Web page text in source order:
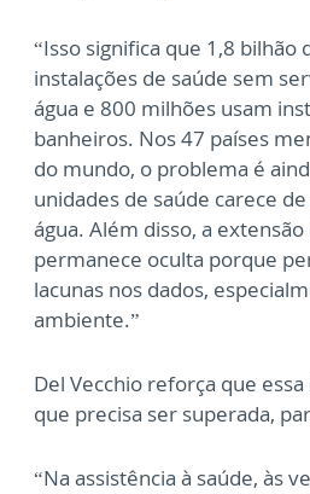
“Isso significa que 1,8 bilhão
instalações de saúde sem
água e 800 milhões usam
banheiros. Nos 47 países
do mundo, o problema é
unidades de saúde carece
água. Além disso, a
permanece oculta porque
lacunas nos dados,
ambiente.”
Del Vecchio reforça que
que precisa ser superada,
“Na assistência à saúde, às